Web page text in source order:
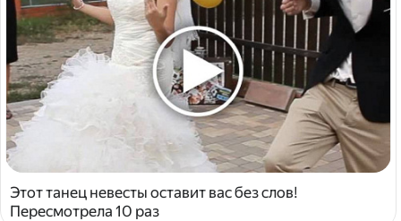
Этот танец невесты оставит вас без слов!
Пересмотрела 10 раз